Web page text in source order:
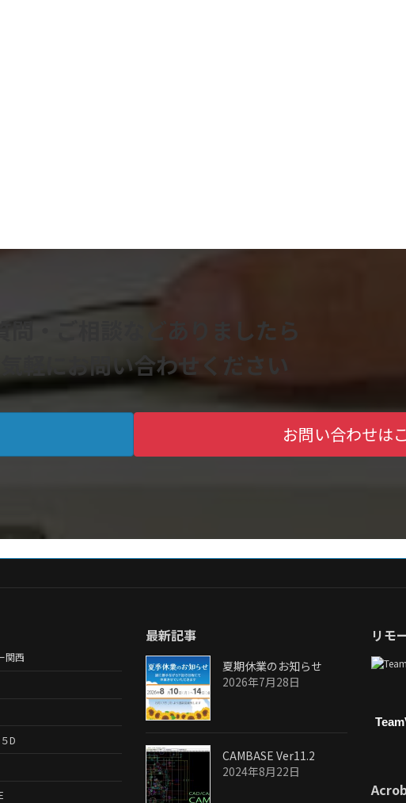
問・ご相談などありましたら
気軽にお問い合わせください
お問い合わせは
関西
D
最新記事
夏期休業のお知らせ
2026年7月28日
CAMBASE Ver11.2
2024年8月22日
リモ